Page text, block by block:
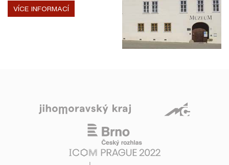
VÍCE INFORMACÍ